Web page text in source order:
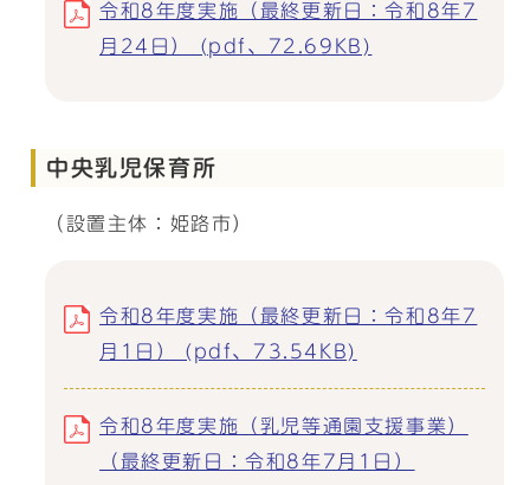
令和8年度実施（最終更新日：令和8年7
月24日） (pdf、72.69KB)
中央乳児保育所
（設置主体：姫路市）
令和8年度実施（最終更新日：令和8年7
月1日） (pdf、73.54KB)
令和8年度実施（乳児等通園支援事業）
（最終更新日：令和8年7月1日）